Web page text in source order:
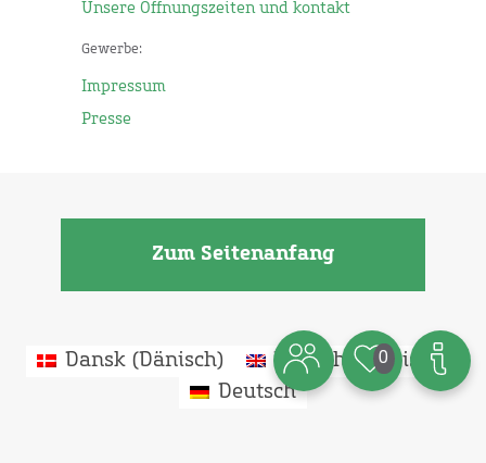
Unsere Öffnungszeiten und kontakt
Gewerbe:
Impressum
Presse
Zum Seitenanfang
0
Dansk( Dänisch) English (Englisch)
Deutsch